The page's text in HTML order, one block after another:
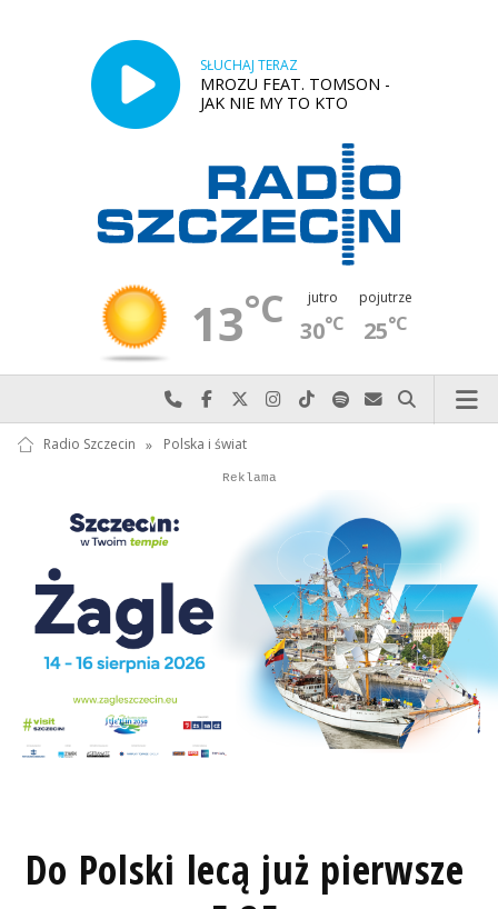
SŁUCHAJ TERAZ
MROZU FEAT. TOMSON -
JAK NIE MY TO KTO
13°C jutro
30°C
pojutrze
25°C
Najlepiej po prostu do nas zadzwoń
Odwiedź nas na Facebook-u
Odwiedź nas na X
Odwiedź nas na Instagram-ie
Odwiedź nas na TikTok-u
Szukaj nas na Spotify
Wyślij do nas
Szukaj
Radio Szczecin » Polska i świat
Autopromocja
Reklama
Autopromocja
Do Polski lecą już pierwsze